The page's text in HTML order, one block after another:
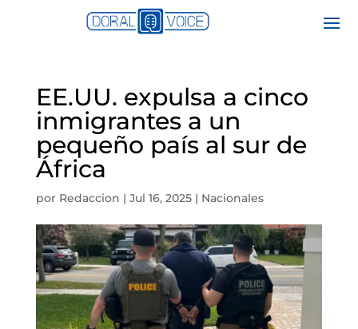
EE.UU. expulsa a cinco
inmigrantes a un
pequeño país al sur de
África
por Redaccion | Jul 16, 2025| Nacionales